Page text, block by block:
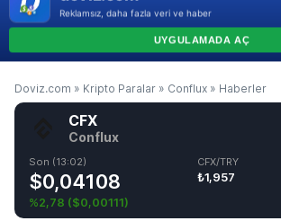
Doviz.com » Kripto Paralar » Conflux » Haberler
CFX
Conflux
Son (13:02)
$0,04108
%2,78 ($0,00111)
CFX/TRY
₺1,957